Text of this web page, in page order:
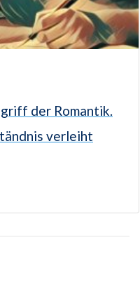
der Romantik.
verleiht